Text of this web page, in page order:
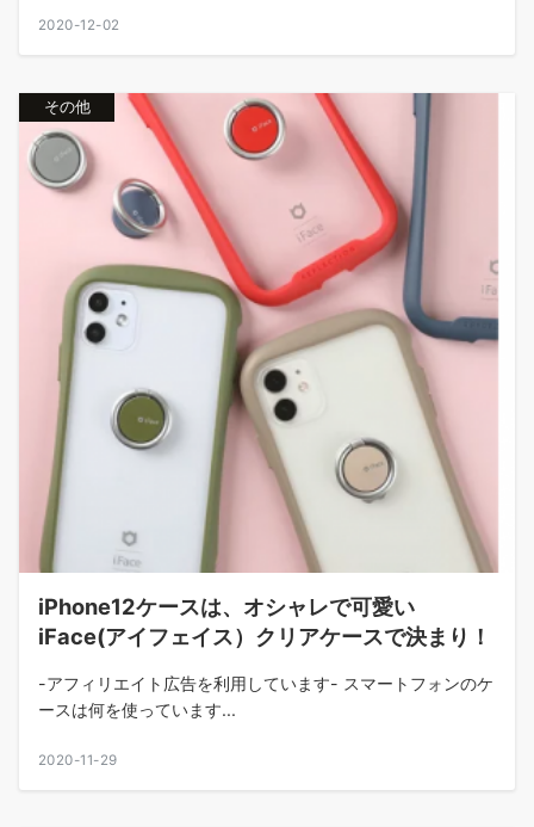
2020-12-02
その他
iPhone12ケースは、オシャレで可愛い
iFace(アイフェイス）クリアケースで決まり！
-アフィリエイト広告を利用しています- スマートフォンのケ
ースは何を使っています...
2020-11-29